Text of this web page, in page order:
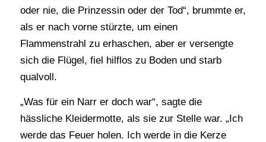
oder nie, die Prinzessin oder der Tod“, brummte er,
als er nach vorne stürzte, um einen
Flammenstrahl zu erhaschen, aber er versengte
sich die Flügel, fiel hilflos zu Boden und starb
qualvoll.
„Was für ein Narr er doch war“, sagte die
hässliche Kleidermotte, als sie zur Stelle war. „Ich
werde das Feuer holen. Ich werde in die Kerze